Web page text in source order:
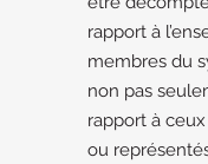
rapport à
membres du
non pas
rapport à
ou